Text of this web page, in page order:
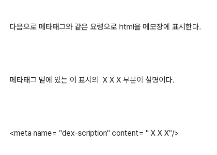
다음으로 메타태그와 같은 요령으로 html을 메모장에 표시한다.
메타태그 밑에 있는 이 표시의 X X X 부분이 설명이다.
<meta name= "dex-scription" content= " X X X"/>